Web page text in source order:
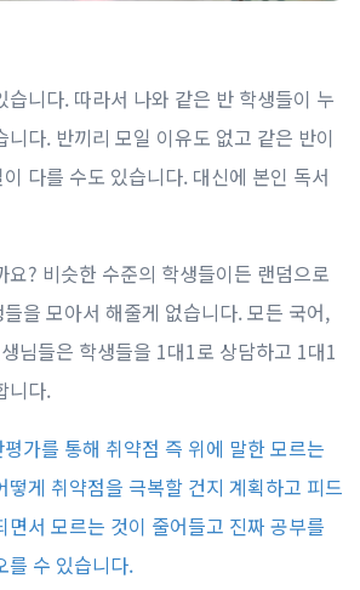
습니다. 따라서 나와 같은 반 학생들이 누
니다. 반끼리 모일 이유도 없고 같은 반이
다를 수도 있습니다. 대신에 본인 독서
요? 비슷한 수준의 학생들이든 랜덤으로
을 모아서 해줄게 없습니다. 모든 국어,
님들은 학생들을 1대1로 상담하고 1대1
니다.
가를 통해 취약점 즉 위에 말한 모르는
떻게 취약점을 극복할 건지 계획하고 피드
면서 모르는 것이 줄어들고 진짜 공부를
를 수 있습니다.